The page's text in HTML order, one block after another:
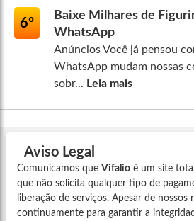
6º
Baixe Milhares de
WhatsApp
Anúncios Você já pensou
WhatsApp mudam nossas
sobr... Leia mais
Aviso Legal
Comunicamos que Vifalio é um site
que não solicita qualquer tipo de
liberação de serviços. Apesar de nossos
continuamente para garantir a